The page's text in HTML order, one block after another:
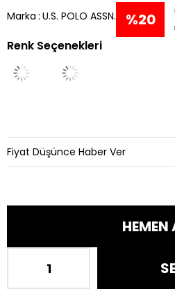
Marka : U.S. POLO ASSN. %20
Renk Seçenekleri
Fiyat Düşünce Haber Ver